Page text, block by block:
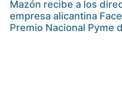
Mazón recibe a los
empresa alicantina
Premio Nacional Pyme